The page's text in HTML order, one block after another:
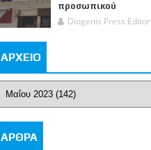
προσωπικού
Diogenis Press Editor
ΑΡΧΕΙΟ
ΑΡΘΡΑ